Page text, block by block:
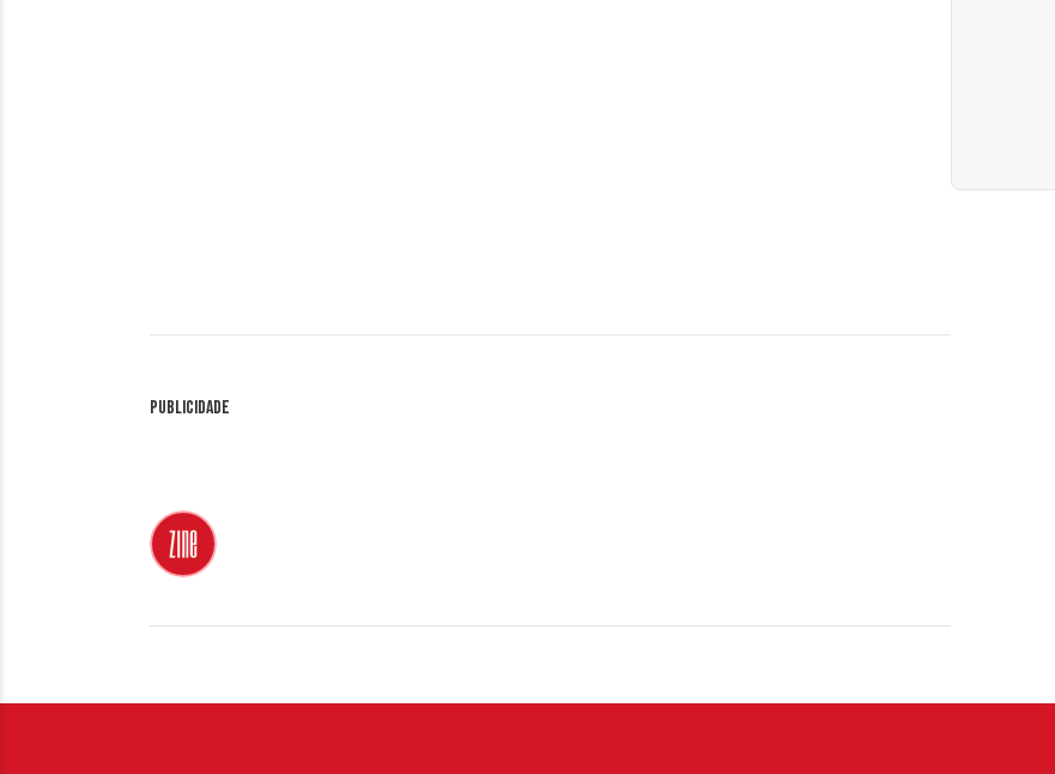
Publicidade